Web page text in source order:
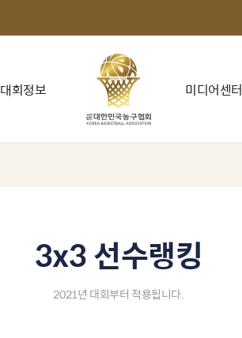
대회정보 미디어센터
3x3 선수랭킹
2021년 대회부터 적용됩니다.